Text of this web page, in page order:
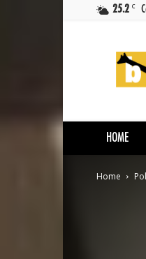
25.2 C
HOME
Home